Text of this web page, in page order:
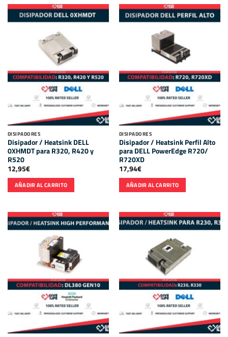
DISIPADORES
Disipador / Heatsink DELL
0XHMDT para R320, R420 y
R520
12,95€
AÑADIR AL CARRITO
DISIPADORES
Disipador / Heatsink Perfil Alto
para DELL PowerEdge R720/
R720XD
17,94€
AÑADIR AL CARRITO